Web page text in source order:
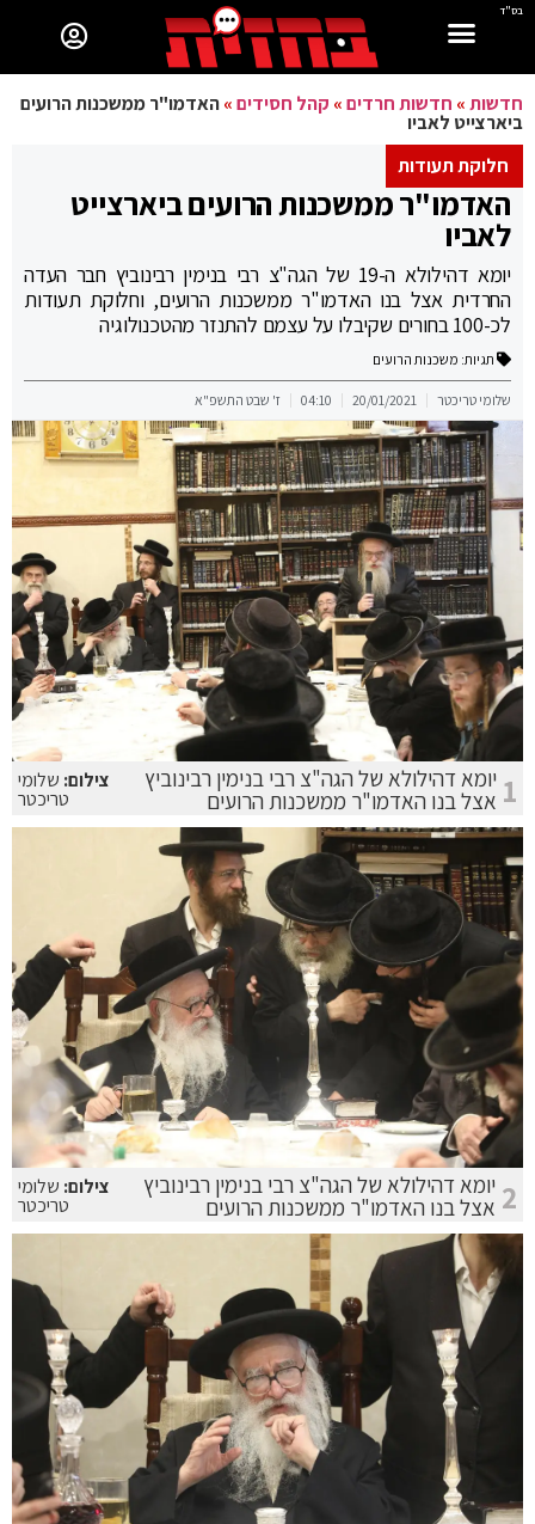
בס"ד
חדשות» חדשות חרדים» קהל חסידים»האדמו"ר ממשכנות הרועים
ביארצייט לאביו
חלוקת תעודות
האדמו"ר ממשכנות הרועים ביארצייט
לאביו
יומא דהילולא ה-19 של הגה"צ רבי בנימין רבינוביץ חבר העדה
החרדית אצל בנו האדמו"ר ממשכנות הרועים, וחלוקת תעודות
לכ-100 בחורים שקיבלו על עצמם להתנזר מהטכנולוגיה
תגיות: משכנות הרועים
שלומי טריכטר 20/01/2021
04:10 ז' שבט התשפ"א
1 יומא דהילולא של הגה"צ רבי בנימין רבינוביץ
אצל בנו האדמו"ר ממשכנות הרועים
צילום: שלומי
טריכטר
2 יומא דהילולא של הגה"צ רבי בנימין רבינוביץ
אצל בנו האדמו"ר ממשכנות הרועים
צילום: שלומי
טריכטר